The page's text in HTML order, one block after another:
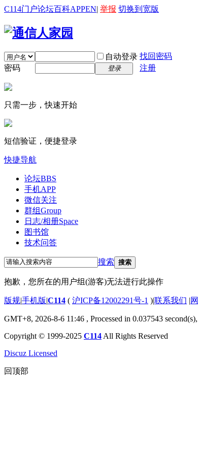
C114门户论坛百科APPEN| 举报 切换到宽版
自动登录 找回密码
密码
登录 注册
只需一步，快速开始
短信验证，便捷登录
快捷导航
论坛BBS
手机APP
微信关注
群组Group
日志/相册Space
图书馆
技术问答
搜索 搜索
抱歉，您所在的用户组(游客)无法进行此操作
版规|手机版|C114 ( 沪ICP备12002291号-1 )|联系我们 |
GMT+8, 2026-8-6 11:46 , Processed in 0.037543
Copyright © 1999-2025 C114 All Rights Reserved
Discuz Licensed
回顶部